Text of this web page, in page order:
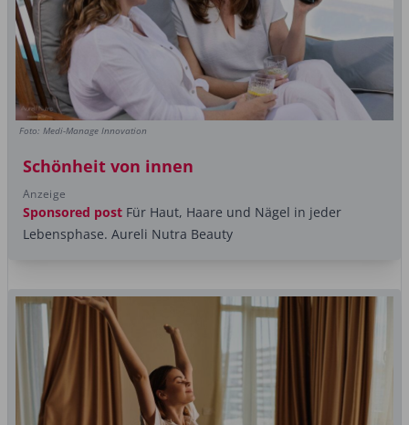
Foto: Medi-Manage Innovation
Schönheit von innen
Anzeige
Sponsored post Für Haut, Haare und Nägel in jeder
Lebensphase. Aureli Nutra Beauty